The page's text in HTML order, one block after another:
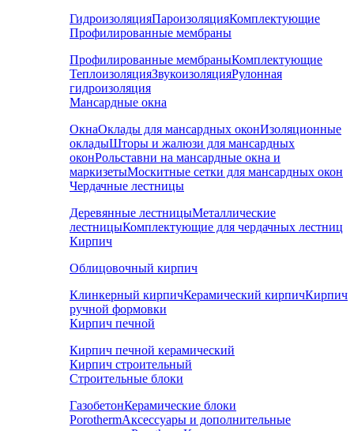
ГидроизоляцияПароизоляцияКомплектующие
Профилированные мембраны
Профилированные мембраныКомплектующие
ТеплоизоляцияЗвукоизоляцияРулонная
гидроизоляция
Мансардные окна
ОкнаОклады для мансардных оконИзоляционные
окладыШторы и жалюзи для мансардных
оконРольставни на мансардные окна и
маркизетыМоскитные сетки для мансардных окон
Чердачные лестницы
Деревянные лестницыМеталлические
лестницыКомплектующие для чердачных лестниц
Кирпич
Облицовочный кирпич
Клинкерный кирпичКерамический кирпичКирпич
ручной формовки
Кирпич печной
Кирпич печной керамический
Кирпич строительный
Строительные блоки
ГазобетонКерамические блоки
PorothermАксессуары и дополнительные